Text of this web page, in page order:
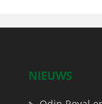
NIEUWS